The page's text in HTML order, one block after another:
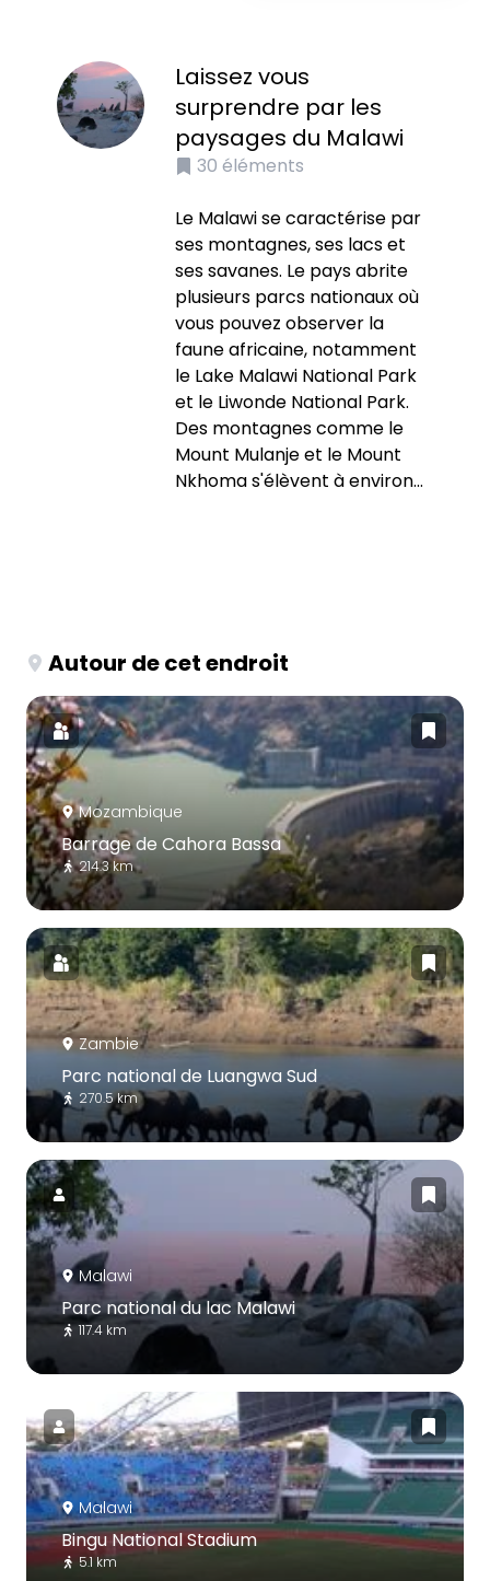
Laissez vous
surprendre par les
paysages du Malawi
30 éléments
Le Malawi se caractérise par
ses montagnes, ses lacs et
ses savanes. Le pays abrite
plusieurs parcs nationaux où
vous pouvez observer la
faune africaine, notamment
le Lake Malawi National Park
et le Liwonde National Park.
Des montagnes comme le
Mount Mulanje et le Mount
Nkhoma s'élèvent à environ...
Autour de cet endroit
Mozambique
Barrage de Cahora Bassa
214.3 km
Zambie
Parc national de Luangwa Sud
270.5 km
Malawi
Parc national du lac Malawi
117.4 km
Malawi
Bingu National Stadium
5.1 km